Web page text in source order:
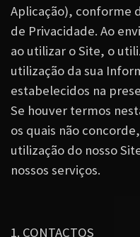
Aplicação), conforme
de Privacidade. Ao
ao utilizar o Site, o
utilização da sua
estabelecidos na
Se houver termos
os quais não
utilização do nosso
nossos serviços.
1. CONTACTOS